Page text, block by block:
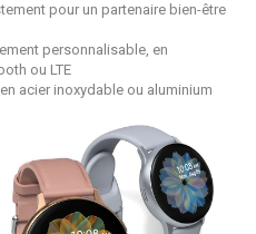
pour un partenaire bien-être
personnalisable, en
ou LTE
acier inoxydable ou aluminium